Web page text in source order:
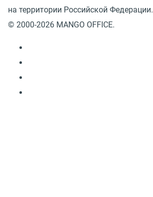
на территории Российской Федерации.
© 2000-2026 MANGO OFFICE.